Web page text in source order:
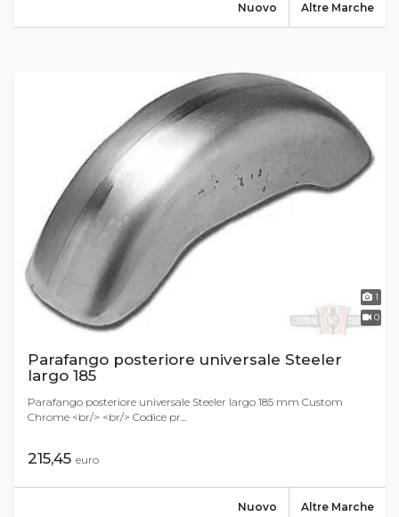
Altre Marche
Nuovo
1
0
Parafango posteriore universale Steeler
largo 185
Parafango posteriore universale Steeler largo 185 mm Custom
Chrome <br/> <br/> Codice pr...
215,45 euro
Altre Marche
Nuovo